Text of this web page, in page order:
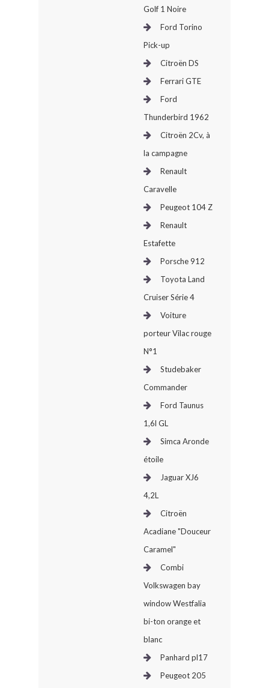
Golf 1 Noire
Ford Torino
Pick-up
Citroën DS
Ferrari GTE
Ford
Thunderbird 1962
Citroën 2Cv, à
la campagne
Renault
Caravelle
Peugeot 104 Z
Renault
Estafette
Porsche 912
Toyota Land
Cruiser Série 4
Voiture
porteur Vilac rouge
N°1
Studebaker
Commander
Ford Taunus
1,6l GL
Simca Aronde
étoile
Jaguar XJ6
4,2L
Citroën
Acadiane "Douceur
Caramel"
Combi
Volkswagen bay
window Westfalia
bi-ton orange et
blanc
Panhard pl17
Peugeot 205